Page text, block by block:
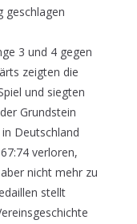
geschlagen
3 und 4 gegen
zeigten die
und siegten
Grundstein
Deutschland
verloren,
nicht mehr zu
stellt